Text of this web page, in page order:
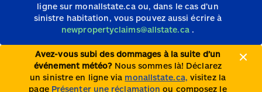
ligne sur monallstate.ca ou, dans le cas d’un
sinistre habitation, vous pouvez aussi écrire à
newpropertyclaims@allstate.ca .
Avez-vous subi des dommages à la suite d’un
événement météo? Nous sommes là! Déclarez
un sinistre en ligne via monallstate.ca, visitez la
page Présenter une réclamation ou composez le